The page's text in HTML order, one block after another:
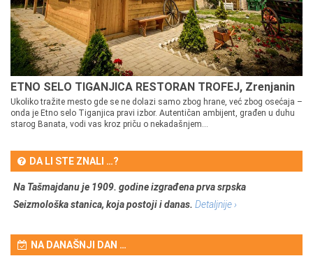
ETNO SELO TIGANJICA RESTORAN TROFEJ, Zrenjanin
Ukoliko tražite mesto gde se ne dolazi samo zbog hrane, već zbog osećaja –
onda je Etno selo Tiganjica pravi izbor. Autentičan ambijent, građen u duhu
starog Banata, vodi vas kroz priču o nekadašnjem...
DA LI STE ZNALI …?
Na Tašmajdanu je 1909. godine izgrađena prva srpska
Seizmološka stanica, koja postoji i danas. Detaljnije ›
NA DANAŠNJI DAN …